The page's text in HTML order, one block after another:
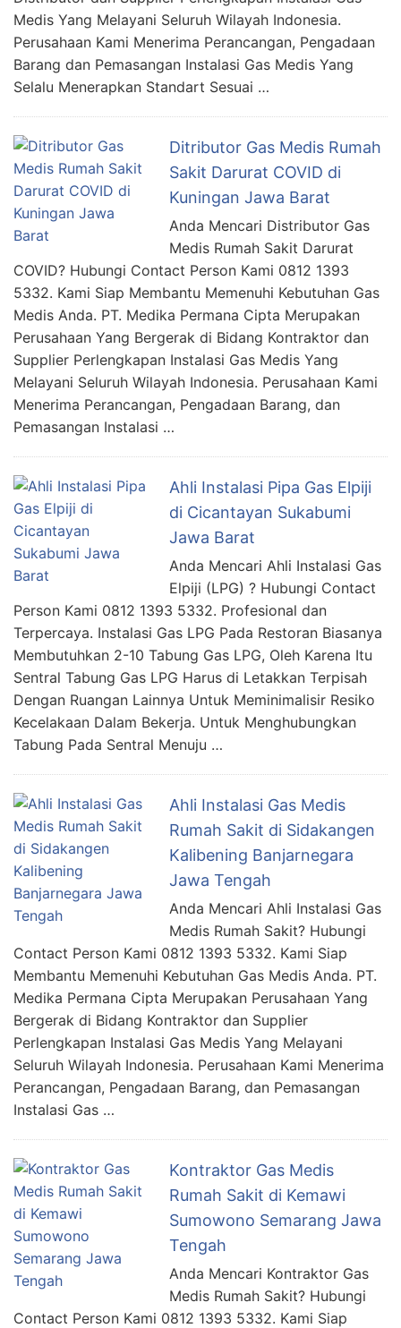
Medis Yang Melayani Seluruh Wilayah Indonesia.
Perusahaan Kami Menerima Perancangan, Pengadaan
Barang dan Pemasangan Instalasi Gas Medis Yang
Selalu Menerapkan Standart Sesuai …
Ditributor Gas Medis Rumah
Sakit Darurat COVID di
Kuningan Jawa Barat
Anda Mencari Distributor Gas
Medis Rumah Sakit Darurat
COVID? Hubungi Contact Person Kami 0812 1393
5332. Kami Siap Membantu Memenuhi Kebutuhan Gas
Medis Anda. PT. Medika Permana Cipta Merupakan
Perusahaan Yang Bergerak di Bidang Kontraktor dan
Supplier Perlengkapan Instalasi Gas Medis Yang
Melayani Seluruh Wilayah Indonesia. Perusahaan Kami
Menerima Perancangan, Pengadaan Barang, dan
Pemasangan Instalasi …
Ahli Instalasi Pipa Gas Elpiji
di Cicantayan Sukabumi
Jawa Barat
Anda Mencari Ahli Instalasi Gas
Elpiji (LPG) ? Hubungi Contact
Person Kami 0812 1393 5332. Profesional dan
Terpercaya. Instalasi Gas LPG Pada Restoran Biasanya
Membutuhkan 2-10 Tabung Gas LPG, Oleh Karena Itu
Sentral Tabung Gas LPG Harus di Letakkan Terpisah
Dengan Ruangan Lainnya Untuk Meminimalisir Resiko
Kecelakaan Dalam Bekerja. Untuk Menghubungkan
Tabung Pada Sentral Menuju …
Ahli Instalasi Gas Medis
Rumah Sakit di Sidakangen
Kalibening Banjarnegara
Jawa Tengah
Anda Mencari Ahli Instalasi Gas
Medis Rumah Sakit? Hubungi
Contact Person Kami 0812 1393 5332. Kami Siap
Membantu Memenuhi Kebutuhan Gas Medis Anda. PT.
Medika Permana Cipta Merupakan Perusahaan Yang
Bergerak di Bidang Kontraktor dan Supplier
Perlengkapan Instalasi Gas Medis Yang Melayani
Seluruh Wilayah Indonesia. Perusahaan Kami Menerima
Perancangan, Pengadaan Barang, dan Pemasangan
Instalasi Gas …
Kontraktor Gas Medis
Rumah Sakit di Kemawi
Sumowono Semarang Jawa
Tengah
Anda Mencari Kontraktor Gas
Medis Rumah Sakit? Hubungi
Contact Person Kami 0812 1393 5332. Kami Siap